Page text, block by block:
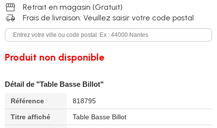
storefront Retrait en magasin (Gratuit)
delivery_truck_speed Frais de livraison: Veuillez saisir votre code postal
Produit non disponible
Détail de "Table Basse Billot"
Référence 818795
Titre affiché Table Basse Billot